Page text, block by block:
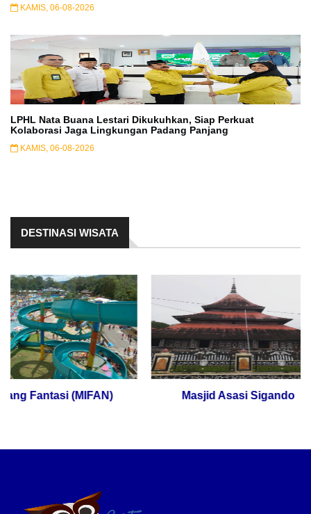
KAMIS, 06-08-2026
LPHL Nata Buana Lestari Dikukuhkan, Siap Perkuat
Kolaborasi Jaga Lingkungan Padang Panjang
KAMIS, 06-08-2026
DESTINASI WISATA
Fantasi (MIFAN) Masjid Asasi Sigando